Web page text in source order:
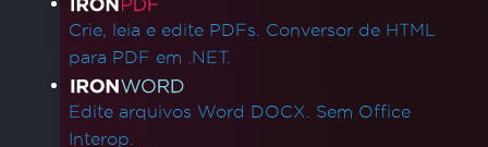
Crie, leia e edite PDFs. Conversor de HTML
para PDF em .NET.
Edite arquivos Word DOCX. Sem Office
Interop.